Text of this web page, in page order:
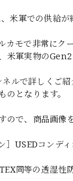
米軍での供給
カモで非常にクー
米軍実物の
ルで詳しくご
となります。
ので、商品画像
］USEDコンデ
TEX同等の透湿性